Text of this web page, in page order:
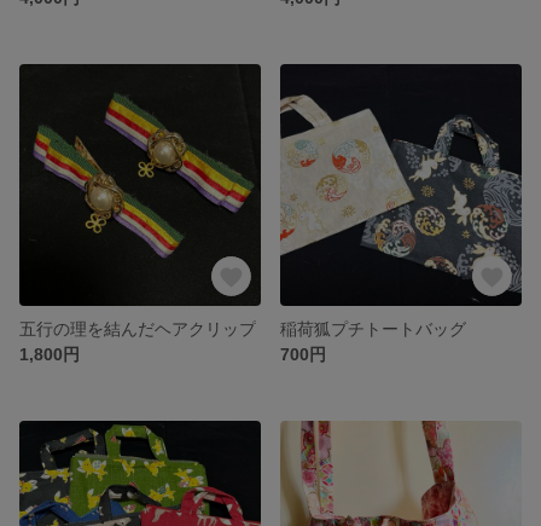
五行の理を結んだヘアクリップ
1,800円
稲荷狐プチトートバッグ
700円